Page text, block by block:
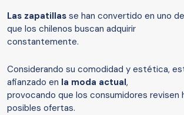
Las zapatillas se han convertido en uno
que los chilenos buscan adquirir
constantemente.
Considerando su comodidad y estética,
afianzado en la moda actual,
provocando que los consumidores revisen
posibles ofertas.